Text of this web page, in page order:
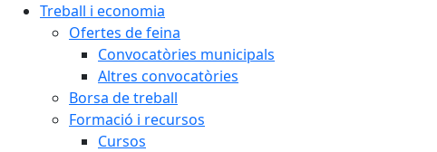
Treball i economia
Ofertes de feina
Convocatòries municipals
Altres convocatòries
Borsa de treball
Formació i recursos
Cursos